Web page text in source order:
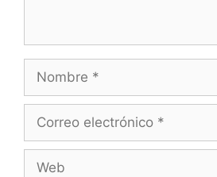
electrónico